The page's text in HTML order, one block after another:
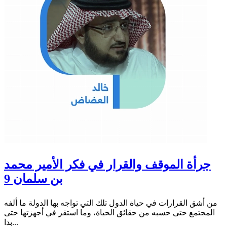
جرأة الموقف والقرار في فكر الأمير محمد
بن سلمان 9
من أشق القرارات في حياة الدول تلك التي تواجه بها الدولة ما ألفه
المجتمع حتى حسبه من حقائق الحياة، وما استقر في أجهزتها حتى
بدا...